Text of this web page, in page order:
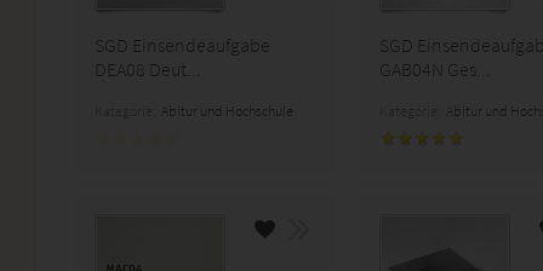
SGD Einsendeaufgabe
DEA08 Deut...
Abitur und Hochschule
SGD
GAB04N Ges...
Abitur und